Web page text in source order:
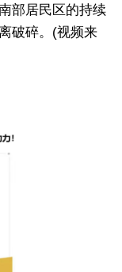
部居民区的持续
破碎。(视频来